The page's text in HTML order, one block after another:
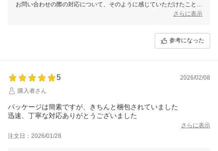
お問い合わせの際の対応について、そのように感じていただけたこと、
まだまだ至らぬ点もございますが、これからも一つひとつ丁寧に向き合
【そ】お蕎麦研究会・そばけん満足店
店長 吉田
さらに表示
参考になった
5
2026/02/08
購入者さん
パッケージは簡素ですが、きちんと梱包されていました
迅速、丁寧な対応ありがとうございました
さらに表示
注文日：2026/01/28